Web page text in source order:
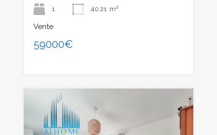
1
40.21 m²
Vente
59000€